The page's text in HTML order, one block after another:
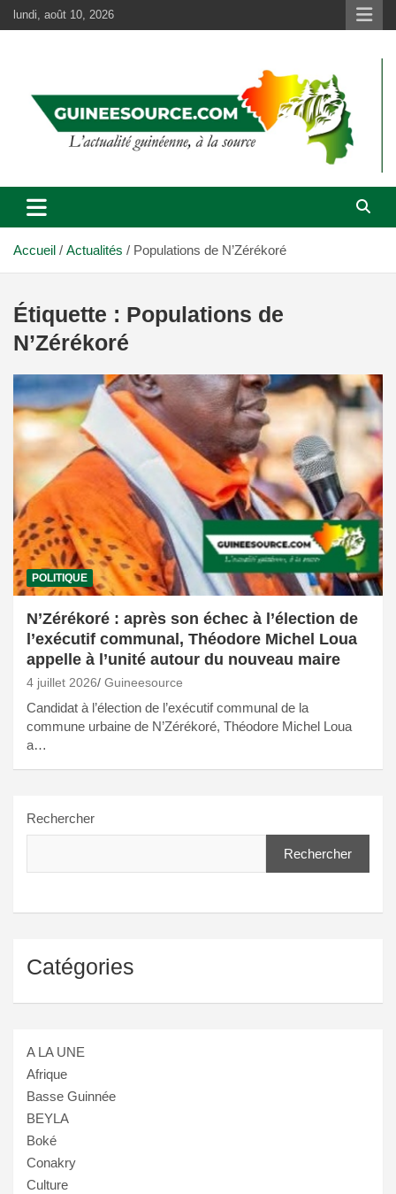
Aller
au
lundi, août 10, 2026
Accueil Actualités Populations de N’Zérékoré
Étiquette : Populations de
N’Zérékoré
POLITIQUE
N’Zérékoré : après son échec à l’élection de
l’exécutif communal, Théodore Michel Loua
appelle à l’unité autour du nouveau maire
4 juillet 2026 Guineesource
Candidat à l’élection de l’exécutif communal de la
commune urbaine de N’Zérékoré, Théodore Michel Loua
a…
Rechercher
Rechercher
Catégories
A LA UNE
Afrique
Basse Guinnée
BEYLA
Boké
Conakry
Culture